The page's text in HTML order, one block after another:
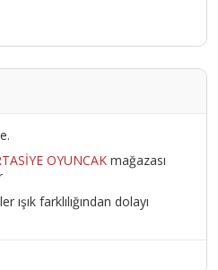
OYUNCAK mağazası
farklılığından dolayı